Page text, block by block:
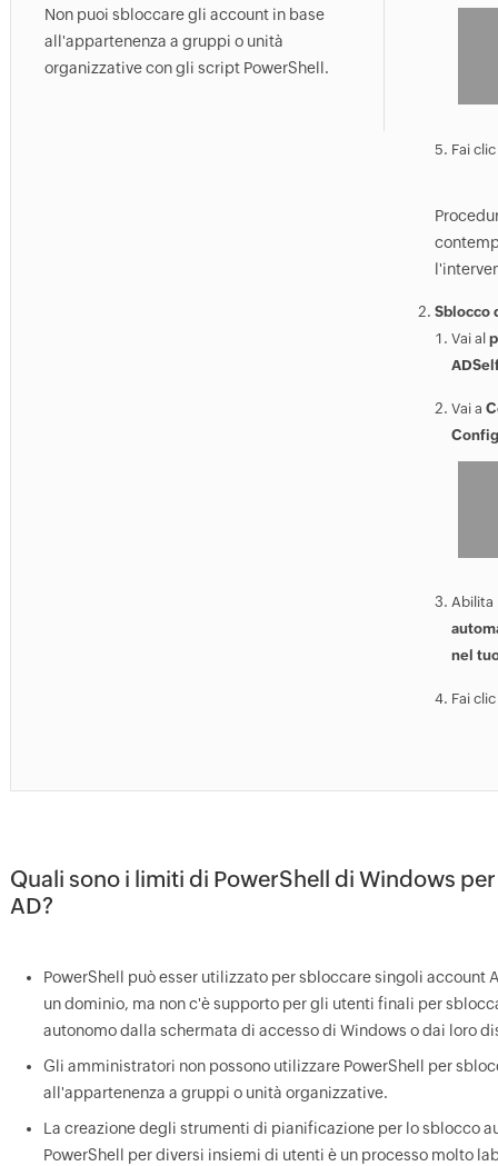
Non puoi sbloccare gli account in base
all'appartenenza a gruppi o unità
organizzative con gli script PowerShell.
Fai
Sblocco
Vai al
Vai a
Abilita
nel
Fai
Quali sono i limiti di PowerShell di Windows
AD?
PowerShell può esser utilizzato per sbloccare singoli account
un dominio, ma non c'è supporto per gli utenti finali per
autonomo dalla schermata di accesso di Windows o dai loro
Gli amministratori non possono utilizzare PowerShell per
all'appartenenza a gruppi o unità organizzative.
La creazione degli strumenti di pianificazione per lo sblocco
PowerShell per diversi insiemi di utenti è un processo molto